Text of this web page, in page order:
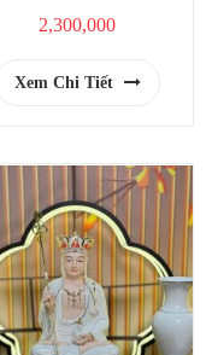
2,300,000
Xem Chi Tiết